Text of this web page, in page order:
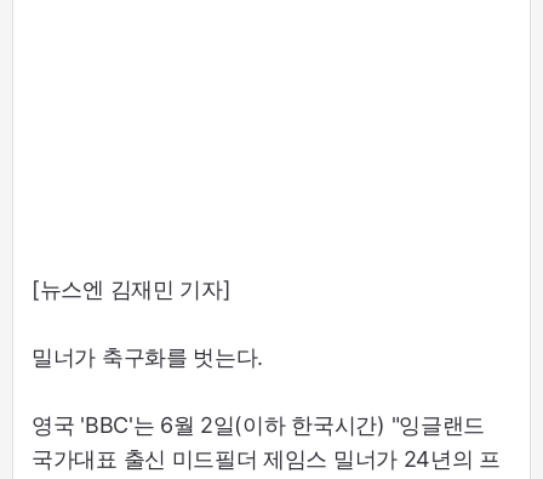
[뉴스엔 김재민 기자]
밀너가 축구화를 벗는다.
영국 'BBC'는 6월 2일(이하 한국시간) "잉글랜드
국가대표 출신 미드필더 제임스 밀너가 24년의 프